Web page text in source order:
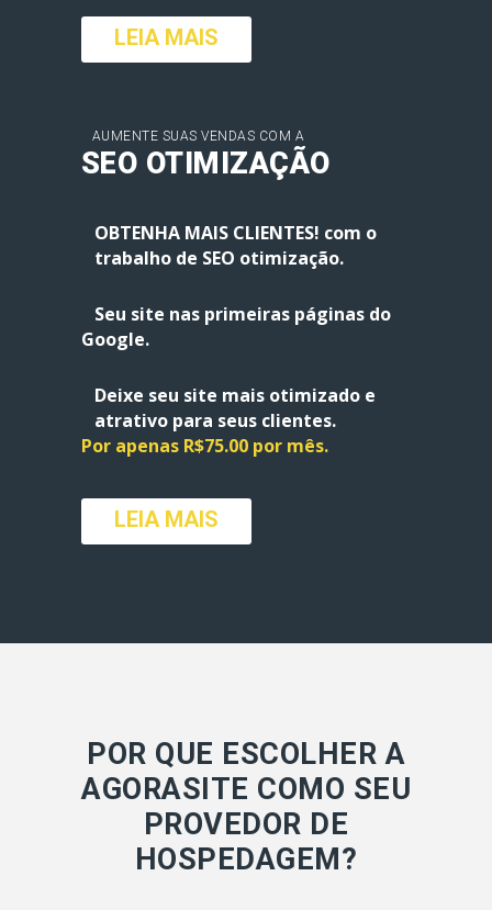
LEIA MAIS
AUMENTE SUAS VENDAS COM A
SEO OTIMIZAÇÃO
OBTENHA MAIS CLIENTES! com o
trabalho de SEO otimização.
Seu site nas primeiras páginas do
Google.
Deixe seu site mais otimizado e
atrativo para seus clientes.
Por apenas R$75.00 por mês.
LEIA MAIS
POR QUE ESCOLHER A
AGORASITE COMO SEU
PROVEDOR DE
HOSPEDAGEM?